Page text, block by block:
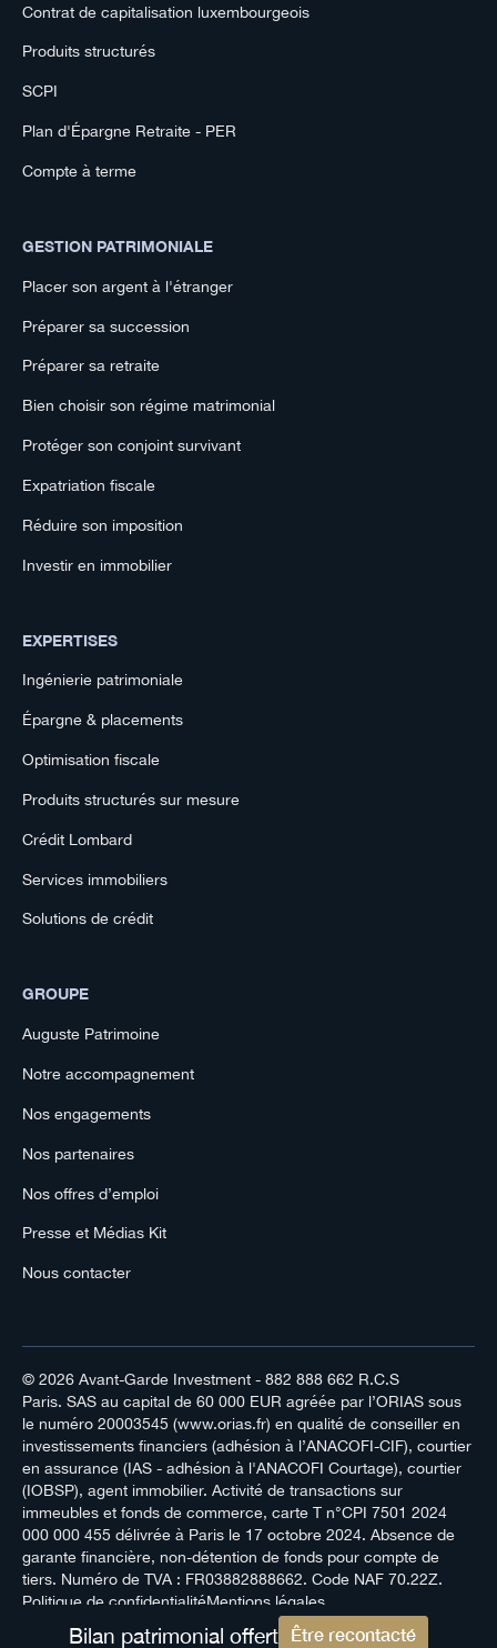
Contrat de capitalisation luxembourgeois
Produits structurés
SCPI
Plan d'Épargne Retraite - PER
Compte à terme
GESTION PATRIMONIALE
Placer son argent à l'étranger
Préparer sa succession
Préparer sa retraite
Bien choisir son régime matrimonial
Protéger son conjoint survivant
Expatriation fiscale
Réduire son imposition
Investir en immobilier
EXPERTISES
Ingénierie patrimoniale
Épargne & placements
Optimisation fiscale
Produits structurés sur mesure
Crédit Lombard
Services immobiliers
Solutions de crédit
GROUPE
Auguste Patrimoine
Notre accompagnement
Nos engagements
Nos partenaires
Nos offres d’emploi
Presse et Médias Kit
Nous contacter
© 2026 Avant-Garde Investment- 882 888 662 R.C.S
Paris. SAS au capital de 60 000 EUR agréée par l’ORIAS sous
le numéro 20003545 (www.orias.fr) en qualité de conseiller en
investissements financiers (adhésion à l’ANACOFI-CIF), courtier
en assurance (IAS - adhésion à l'ANACOFI Courtage), courtier
(IOBSP), agent immobilier. Activité de transactions sur
immeubles et fonds de commerce, carte T n°CPI 7501 2024
000 000 455 délivrée à Paris le 17 octobre 2024. Absence de
garante financière, non-détention de fonds pour compte de
tiers. Numéro de TVA : FR03882888662. Code NAF 70.22Z.
Politique de confidentialitéMentions légales
Bilan patrimonial offert Être recontacté